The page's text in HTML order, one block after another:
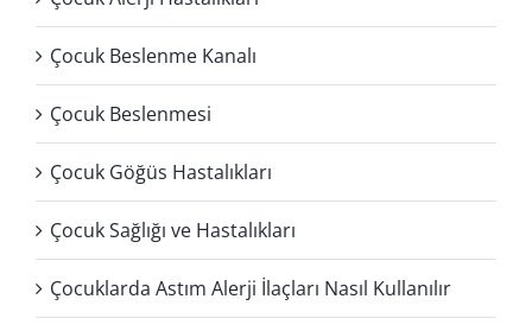
Çocuk Beslenme Kanalı
Çocuk Beslenmesi
Çocuk Göğüs Hastalıkları
Çocuk Sağlığı ve Hastalıkları
Çocuklarda Astım Alerji İlaçları Nasıl Kullanılır